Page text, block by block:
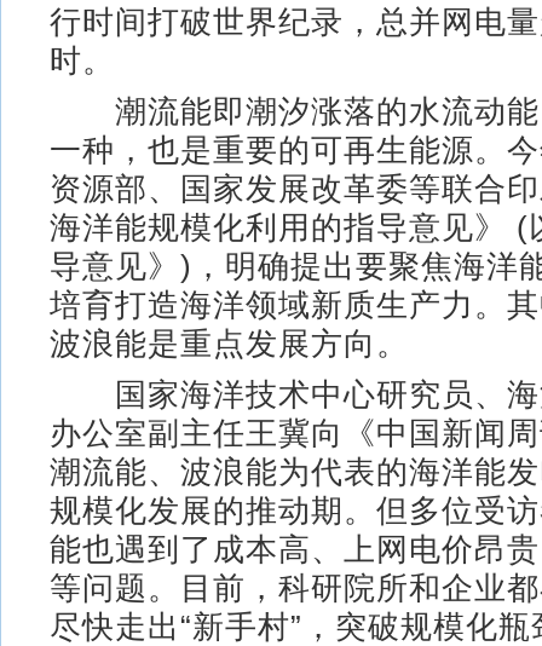
行时间打破世界纪录，总并网电
时。
潮流能即潮汐涨落的水流动能
一种，也是重要的可再生能源。
资源部、国家发展改革委等联合
海洋能规模化利用的指导意见》 (
导意见》)，明确提出要聚焦海洋
培育打造海洋领域新质生产力。
波浪能是重点发展方向。
国家海洋技术中心研究员、海
办公室副主任王冀向《中国新闻
潮流能、波浪能为代表的海洋能
规模化发展的推动期。但多位受
能也遇到了成本高、上网电价昂
等问题。目前，科研院所和企业
尽快走出“新手村”，突破规模化瓶